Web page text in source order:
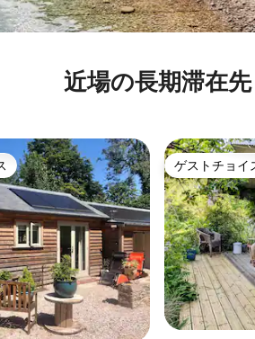
近場の長期滞在先
ョイスです。 ゲストチョイ
ゲストチョイ